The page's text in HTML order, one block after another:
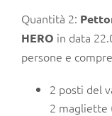
Quantità 2:
HERO in data
persone e
2 posti del
2 magliette